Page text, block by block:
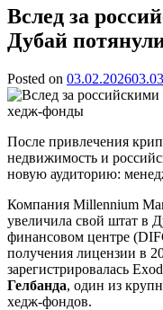
Вслед за
Дубай
Posted on 03.02.2026
После привлечения
недвижимость и
новую аудиторию:
Компания Millennium
увеличила свой штат в
финансовом центре
получения лицензии в
зарегистрировалась
Гелбанда, один из
хедж-фондов.